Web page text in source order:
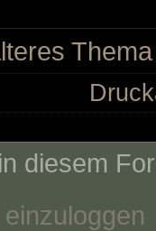
Thema
diesem